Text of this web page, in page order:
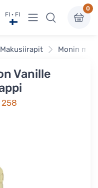
FI · FI Näytä valikko
0
Makusiirapit Monin
Vanille
258